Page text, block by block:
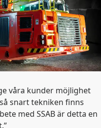
våra kunder möjlighet
snart tekniken finns
med SSAB är detta en